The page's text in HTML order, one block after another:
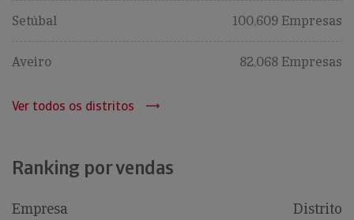
Setúbal 100,609 Empresas
Aveiro 82,068 Empresas
Ver todos os distritos
Ranking por vendas
Empresa Distrito